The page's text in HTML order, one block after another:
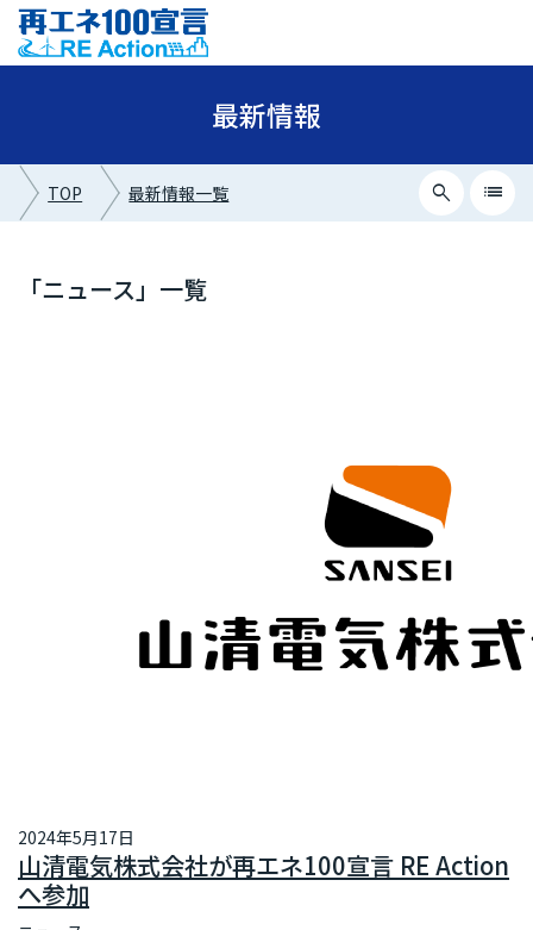
最新情報
TOP 最新情報一覧 search list
最新情報カテゴリー
協力イベント 活動報告
参加団体の方へのお知らせ
補助金などのお知らせ
「ニュース」一覧
2024年5月17日
山清電気株式会社が再エネ100宣言 RE Action
へ参加